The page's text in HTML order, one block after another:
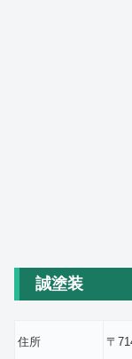
誠塗装
住所 〒